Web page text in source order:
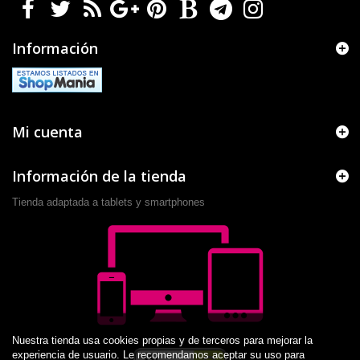
Información
Mi cuenta
Información de la tienda
Tienda adaptada a tablets y smartphones
Nuestra tienda usa cookies propias y de terceros para mejorar la
experiencia de usuario. Le recomendamos aceptar su uso para